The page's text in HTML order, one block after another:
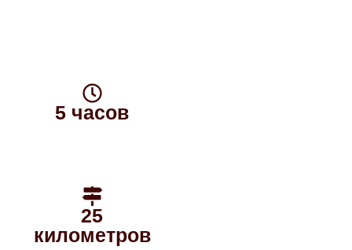
5 часов
25
километров